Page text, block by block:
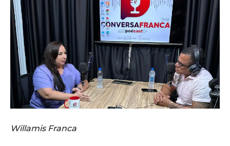
Willamis Franca